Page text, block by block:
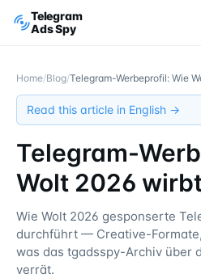
Telegram
Ads Spy
Home/Blog/Telegram-Werbeprofil: Wie
Read this article in English →
Telegram-
Wolt 2026
Wie Wolt 2026 gesponserte
durchführt — Creative-
was das tgadsspy-Archiv über
verrät.